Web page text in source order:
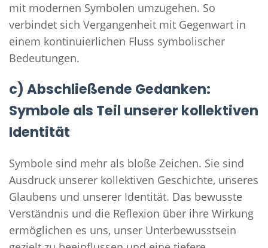
mit modernen Symbolen umzugehen. So
verbindet sich Vergangenheit mit Gegenwart in
einem kontinuierlichen Fluss symbolischer
Bedeutungen.
c) Abschließende Gedanken:
Symbole als Teil unserer kollektiven
Identität
Symbole sind mehr als bloße Zeichen. Sie sind
Ausdruck unserer kollektiven Geschichte, unseres
Glaubens und unserer Identität. Das bewusste
Verständnis und die Reflexion über ihre Wirkung
ermöglichen es uns, unser Unterbewusstsein